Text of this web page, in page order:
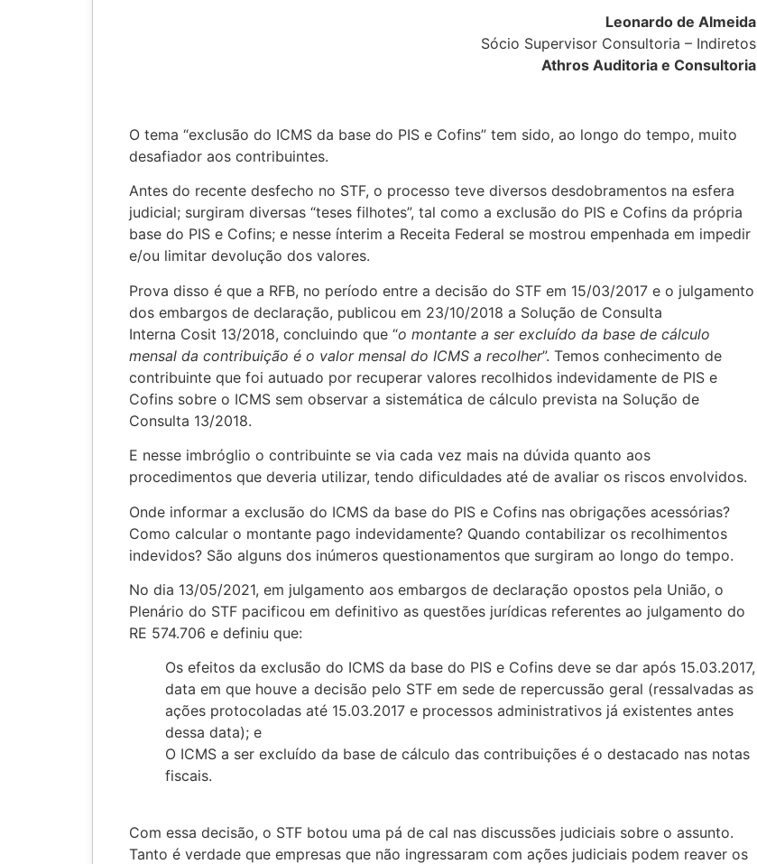
Leonardo de Almeida
Sócio Supervisor Consultoria – Indiretos
Athros Auditoria e Consultoria
O tema “exclusão do ICMS da base do PIS e Cofins” tem sido, ao longo do tempo, muito
desafiador aos contribuintes.
Antes do recente desfecho no STF, o processo teve diversos desdobramentos na esfera
judicial; surgiram diversas “teses filhotes”, tal como a exclusão do PIS e Cofins da própria
base do PIS e Cofins; e nesse ínterim a Receita Federal se mostrou empenhada em impedir
e/ou limitar devolução dos valores.
Prova disso é que a RFB, no período entre a decisão do STF em 15/03/2017 e o julgamento
dos embargos de declaração, publicou em 23/10/2018 a Solução de Consulta
Interna Cosit 13/2018, concluindo que “o montante a ser excluído da base de cálculo
mensal da contribuição é o valor mensal do ICMS a recolher”. Temos conhecimento de
contribuinte que foi autuado por recuperar valores recolhidos indevidamente de PIS e
Cofins sobre o ICMS sem observar a sistemática de cálculo prevista na Solução de
Consulta 13/2018.
E nesse imbróglio o contribuinte se via cada vez mais na dúvida quanto aos
procedimentos que deveria utilizar, tendo dificuldades até de avaliar os riscos envolvidos.
Onde informar a exclusão do ICMS da base do PIS e Cofins nas obrigações acessórias?
Como calcular o montante pago indevidamente? Quando contabilizar os recolhimentos
indevidos? São alguns dos inúmeros questionamentos que surgiram ao longo do tempo.
No dia 13/05/2021, em julgamento aos embargos de declaração opostos pela União, o
Plenário do STF pacificou em definitivo as questões jurídicas referentes ao julgamento do
RE 574.706 e definiu que:
Os efeitos da exclusão do ICMS da base do PIS e Cofins deve se dar após 15.03.2017,
data em que houve a decisão pelo STF em sede de repercussão geral (ressalvadas as
ações protocoladas até 15.03.2017 e processos administrativos já existentes antes
dessa data); e
O ICMS a ser excluído da base de cálculo das contribuições é o destacado nas notas
fiscais.
Com essa decisão, o STF botou uma pá de cal nas discussões judiciais sobre o assunto.
Tanto é verdade que empresas que não ingressaram com ações judiciais podem reaver os